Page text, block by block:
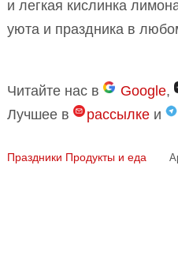
и легкая кислинка
уюта и праздника в
Читайте нас в Google,
Лучшее в
рассылке и
Праздники Продукты и еда